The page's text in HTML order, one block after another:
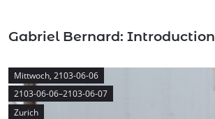
Gabriel Bernard: Introduction
Mittwoch, 2103-06-06
2103-06-06–2103-06-07
Zurich